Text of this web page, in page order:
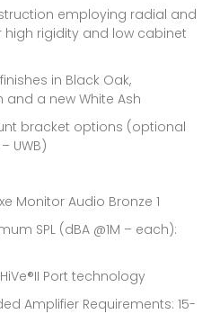
employing radial and
rigidity and low cabinet
in Black Oak,
and a new White Ash
bracket options (optional
UWB)
Monitor Audio Bronze 1
SPL (dBA @1M – each):
Port technology
Requirements: 15-